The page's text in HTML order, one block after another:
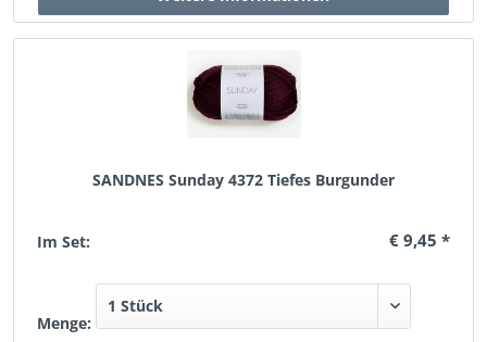
SANDNES Sunday 4372 Tiefes Burgunder
Im Set: € 9,45 *
Menge: